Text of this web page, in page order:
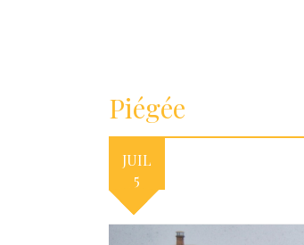
Piégée
JUIL
5